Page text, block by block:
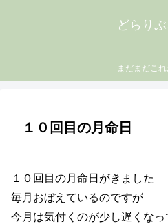
どらり
まだまだこれ
１０回目の月命日
１０回目の月命日がきました
毎月おぼえているのですが
今月は気付くのが少し遅くなっ